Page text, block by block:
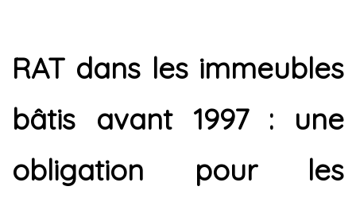
RAT dans les immeubles
bâtis avant 1997 : une
obligation pour les